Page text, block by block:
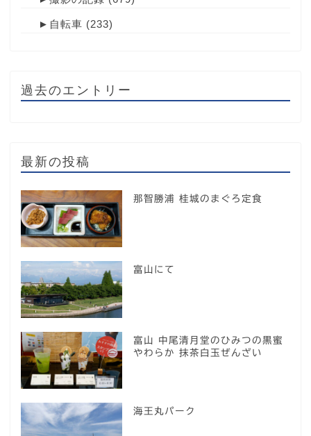
► 自転車 (233)
過去のエントリー
最新の投稿
那智勝浦 桂城のまぐろ定食
富山にて
富山 中尾清月堂のひみつの黒蜜
やわらか 抹茶白玉ぜんざい
海王丸パーク